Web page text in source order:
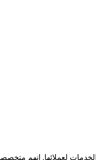
لعملائها. إنهم